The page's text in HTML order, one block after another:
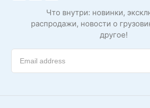
Что внутри: новинки,
распродажи, новости о
другое!